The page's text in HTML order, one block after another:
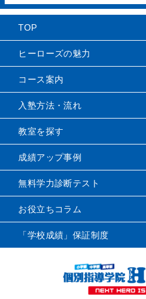
TOP
ヒーローズの魅力
コース案内
入塾方法・流れ
教室を探す
成績アップ事例
無料学力診断テスト
お役立ちコラム
「学校成績」保証制度